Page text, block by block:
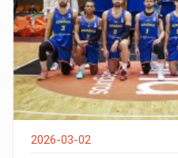
2026-03-02